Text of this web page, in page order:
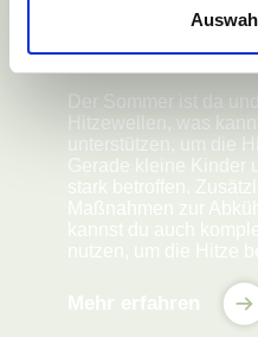
Der
Der Sommer ist da
Hitzewellen, was
unterstützen, um die
Gerade kleine Kinder
stark betroffen.
Maßnahmen zur
kannst du auch
nutzen, um die Hitze
Mehr erfahren